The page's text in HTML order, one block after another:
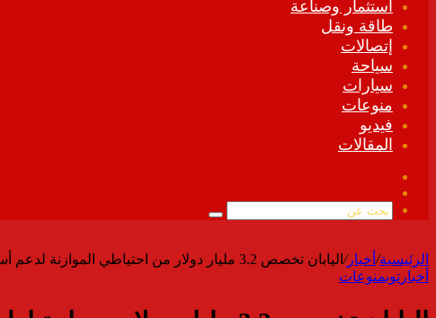
استثمار وصناعة
طاقة ونقل
إتصالات
سياحة
سيارات
منوعات
فيديو
المقالات
الموقع
بحث
الرئيسية/ أخبار/ اليابان تخصص 3.2 مليار دولار من احتياطي الموازنة لدعم أسعار الكهرباء والغاز
أخبار توبمنوعات